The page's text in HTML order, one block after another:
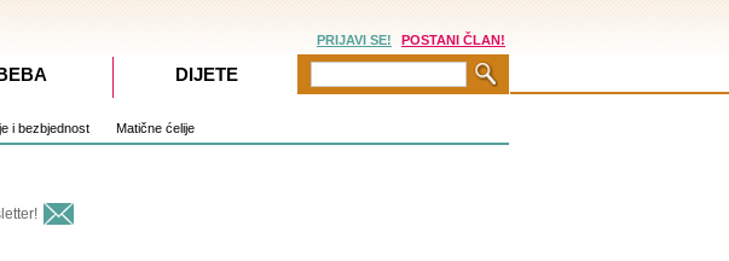
i bezbjednost Matične ćelije
PRIJAVI SE! POSTANI ČLAN!
DIJETE